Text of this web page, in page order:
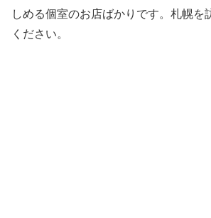
しめる個室のお店ばかりです。札幌を
ください。